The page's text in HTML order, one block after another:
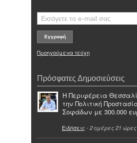
Προηγούμενα τεύχη
Πρόσφατες Δημοσιεύσεις
Η Περιφέρεια
την Πολιτική
Σοφάδων με 300.000
Ειδήσεις - 2 ημέρες 21 ώρες